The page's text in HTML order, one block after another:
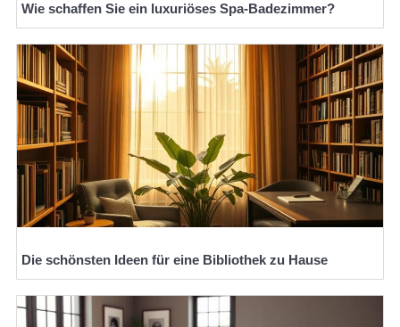
Wie schaffen Sie ein luxuriöses Spa-Badezimmer?
Die schönsten Ideen für eine Bibliothek zu Hause